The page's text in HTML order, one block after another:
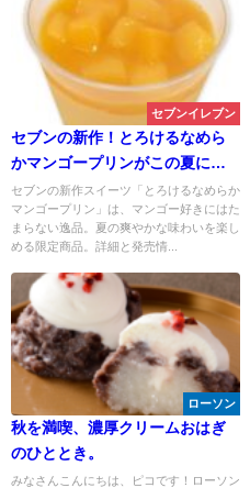
セブンイレブン
セブンの新作！とろけるなめら
かマンゴープリンがこの夏に登
場！沖縄県限定のスイーツで絶
品マンゴーを満喫♪
セブンの新作スイーツ「とろけるなめらか
マンゴープリン」は、マンゴー好きにはた
まらない逸品。夏の爽やかな味わいを楽し
める限定商品。詳細と発売情...
ローソン
秋を満喫、濃厚クリームおはぎ
のひととき。
みなさんこんにちは、ピコです！ローソン